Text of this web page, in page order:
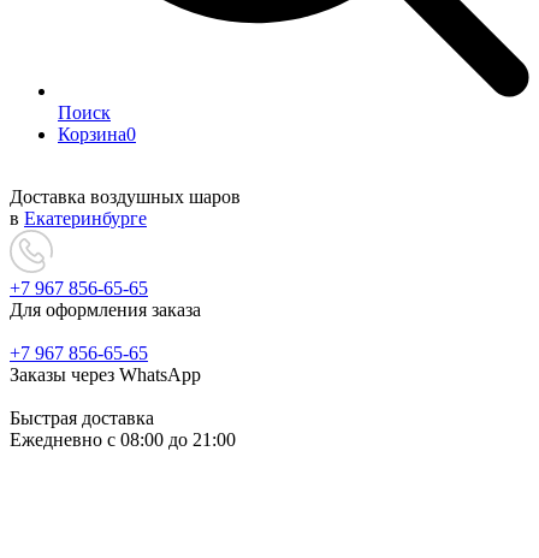
Поиск
Корзина0
Доставка воздушных шаров
в Екатеринбурге
+7 967 856-65-65
Для оформления заказа
+7 967 856-65-65
Заказы через WhatsApp
Быстрая доставка
Ежедневно c 08:00 до 21:00